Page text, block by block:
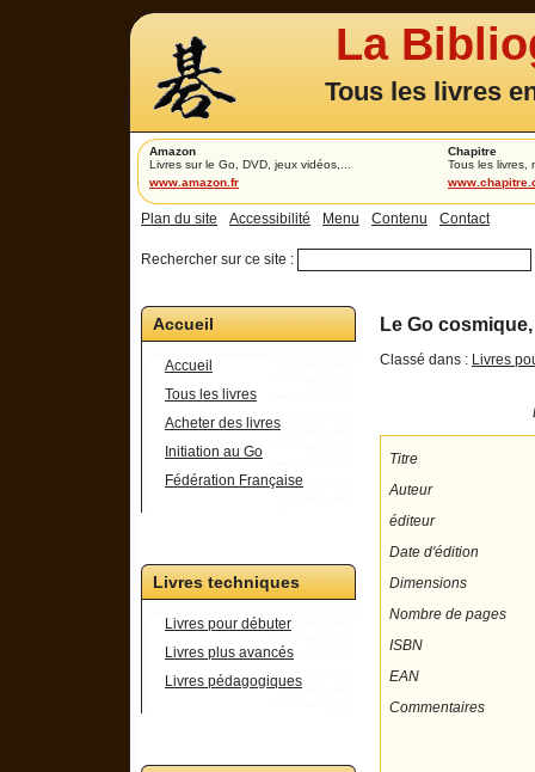
La
Tous les livres
Amazon
Livres sur le Go, DVD, jeux vidéos,...
www.amazon.fr
Chapitre
Tous les livres,
Plan du site Accessibilité Menu Contenu Contact
Rechercher sur ce site :
Accueil
Accueil
Tous les livres
Acheter des livres
Initiation au Go
Fédération Française
Livres techniques
Livres pour débuter
Livres plus avancés
Livres pédagogiques
Le Go
Classé dans : Livres
Titre
Auteur
éditeur
Date d'édition
Dimensions
Nombre de pages
ISBN
EAN
Commentaires